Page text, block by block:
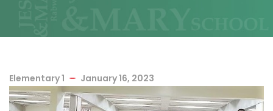
Elementary 1 January 16, 2023